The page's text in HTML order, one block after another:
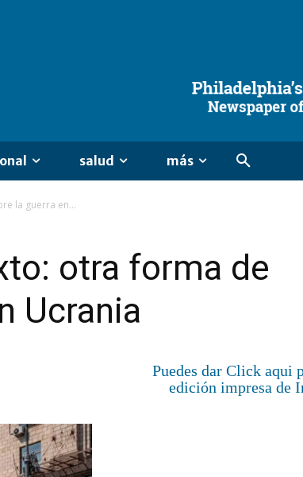
salud más
la guerra en...
otra forma de
Ucrania
Puedes dar Click aqui
edición impresa de